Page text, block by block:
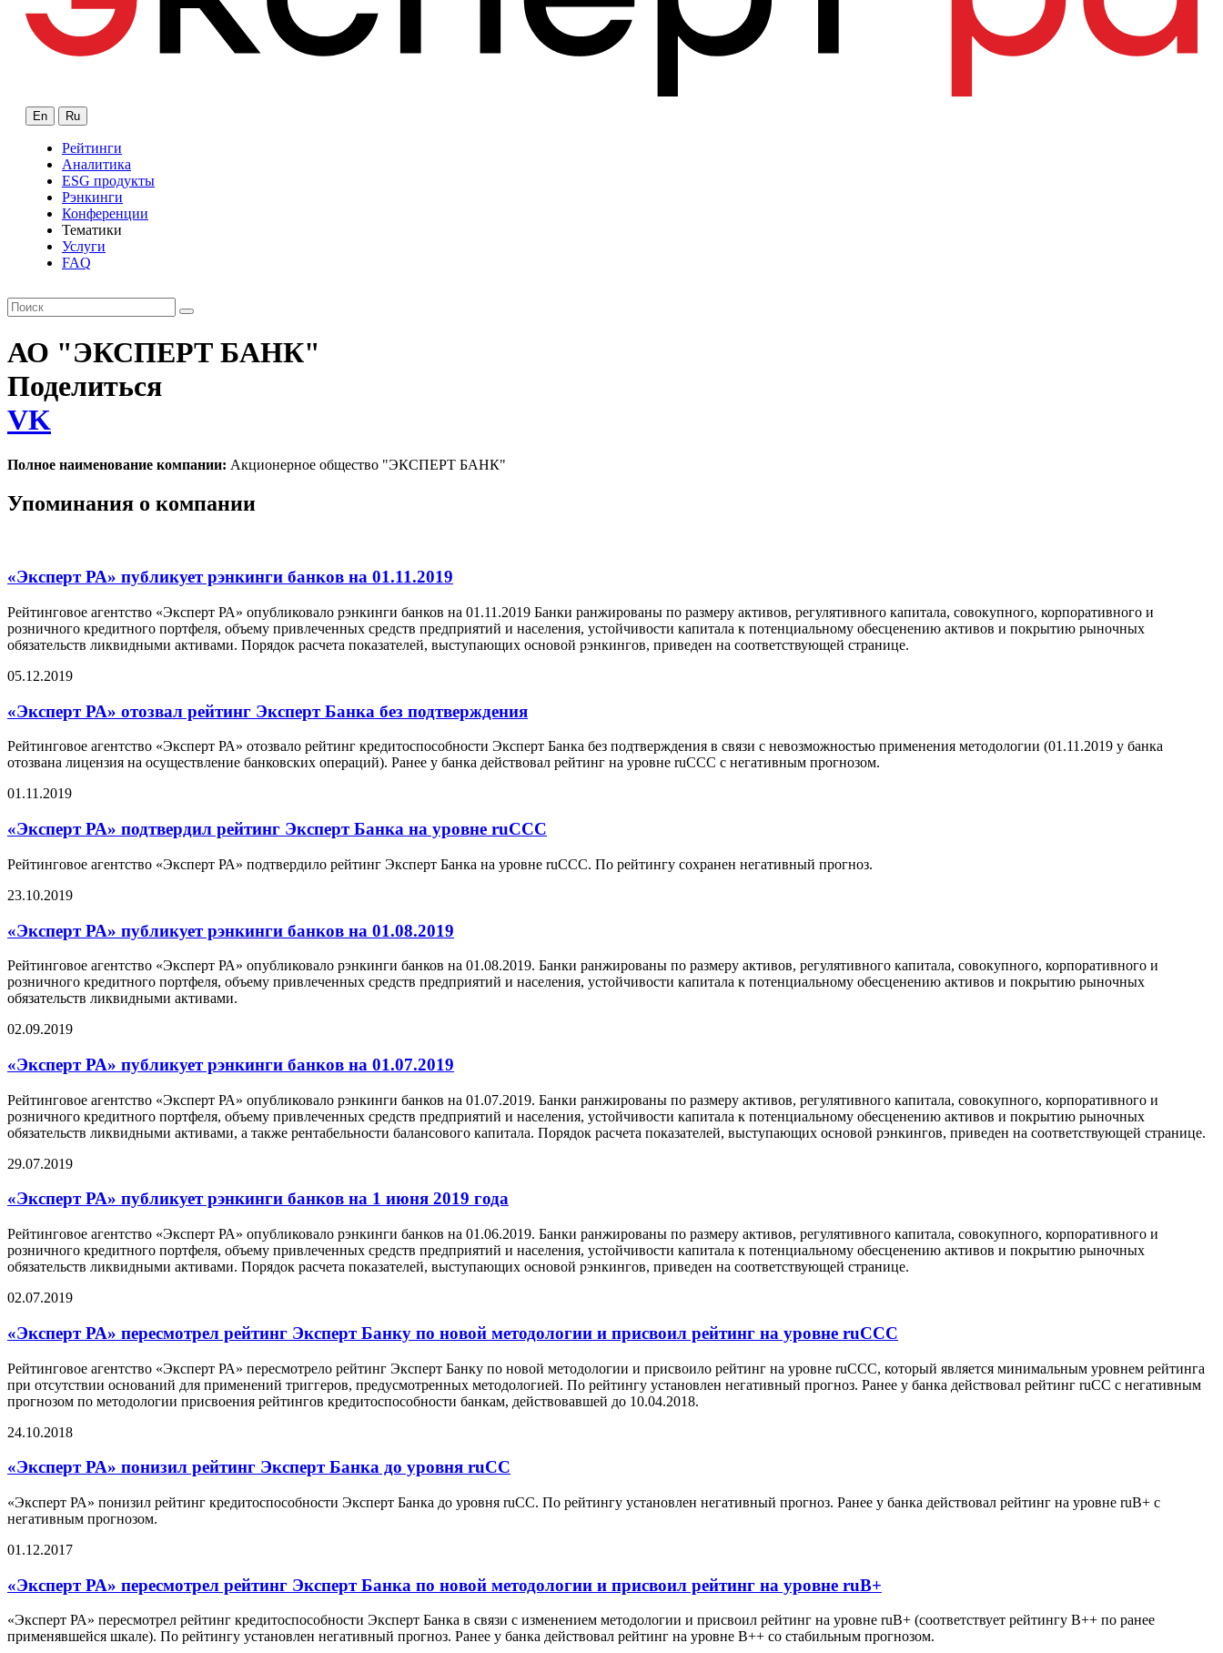
En Ru
Рейтинги
Аналитика
ESG продукты
Рэнкинги
Конференции
Тематики
Услуги
FAQ
АО "ЭКСПЕРТ БАНК"
Поделиться
VK
Полное наименование компании: Акционерное общество "ЭКСПЕРТ БАНК"
Упоминания о компании
«Эксперт РА» публикует рэнкинги банков на 01.11.2019
Рейтинговое агентство «Эксперт РА» опубликовало рэнкинги банков на 01.11.2019 Банки ранжированы по размеру активов, регулятивного капитала, совокупного, корпоративного и
розничного кредитного портфеля, объему привлеченных средств предприятий и населения, устойчивости капитала к потенциальному обесценению активов и покрытию рыночных
обязательств ликвидными активами. Порядок расчета показателей, выступающих основой рэнкингов, приведен на соответствующей странице.
05.12.2019
«Эксперт РА» отозвал рейтинг Эксперт Банка без подтверждения
Рейтинговое агентство «Эксперт РА» отозвало рейтинг кредитоспособности Эксперт Банка без подтверждения в связи с невозможностью применения методологии (01.11.2019 у банка
отозвана лицензия на осуществление банковских операций). Ранее у банка действовал рейтинг на уровне ruCCC с негативным прогнозом.
01.11.2019
«Эксперт РА» подтвердил рейтинг Эксперт Банка на уровне ruCCC
Рейтинговое агентство «Эксперт РА» подтвердило рейтинг Эксперт Банка на уровне ruCCC. По рейтингу сохранен негативный прогноз.
23.10.2019
«Эксперт РА» публикует рэнкинги банков на 01.08.2019
Рейтинговое агентство «Эксперт РА» опубликовало рэнкинги банков на 01.08.2019. Банки ранжированы по размеру активов, регулятивного капитала, совокупного, корпоративного и
розничного кредитного портфеля, объему привлеченных средств предприятий и населения, устойчивости капитала к потенциальному обесценению активов и покрытию рыночных
обязательств ликвидными активами.
02.09.2019
«Эксперт РА» публикует рэнкинги банков на 01.07.2019
Рейтинговое агентство «Эксперт РА» опубликовало рэнкинги банков на 01.07.2019. Банки ранжированы по размеру активов, регулятивного капитала, совокупного, корпоративного и
розничного кредитного портфеля, объему привлеченных средств предприятий и населения, устойчивости капитала к потенциальному обесценению активов и покрытию рыночных
обязательств ликвидными активами, а также рентабельности балансового капитала. Порядок расчета показателей, выступающих основой рэнкингов, приведен на соответствующей странице.
29.07.2019
«Эксперт РА» публикует рэнкинги банков на 1 июня 2019 года
Рейтинговое агентство «Эксперт РА» опубликовало рэнкинги банков на 01.06.2019. Банки ранжированы по размеру активов, регулятивного капитала, совокупного, корпоративного и
розничного кредитного портфеля, объему привлеченных средств предприятий и населения, устойчивости капитала к потенциальному обесценению активов и покрытию рыночных
обязательств ликвидными активами. Порядок расчета показателей, выступающих основой рэнкингов, приведен на соответствующей странице.
02.07.2019
«Эксперт РА» пересмотрел рейтинг Эксперт Банку по новой методологии и присвоил рейтинг на уровне ruССС
Рейтинговое агентство «Эксперт РА» пересмотрело рейтинг Эксперт Банку по новой методологии и присвоило рейтинг на уровне ruССС, который является минимальным уровнем рейтинга
при отсутствии оснований для применений триггеров, предусмотренных методологией. По рейтингу установлен негативный прогноз. Ранее у банка действовал рейтинг ruСС с негативным
прогнозом по методологии присвоения рейтингов кредитоспособности банкам, действовавшей до 10.04.2018.
24.10.2018
«Эксперт РА» понизил рейтинг Эксперт Банка до уровня ruСС
«Эксперт РА» понизил рейтинг кредитоспособности Эксперт Банка до уровня ruCC. По рейтингу установлен негативный прогноз. Ранее у банка действовал рейтинг на уровне ruB+ с
негативным прогнозом.
01.12.2017
«Эксперт РА» пересмотрел рейтинг Эксперт Банка по новой методологии и присвоил рейтинг на уровне ruВ+
«Эксперт РА» пересмотрел рейтинг кредитоспособности Эксперт Банка в связи с изменением методологии и присвоил рейтинг на уровне ruВ+ (соответствует рейтингу В++ по ранее
применявшейся шкале). По рейтингу установлен негативный прогноз. Ранее у банка действовал рейтинг на уровне В++ со стабильным прогнозом.